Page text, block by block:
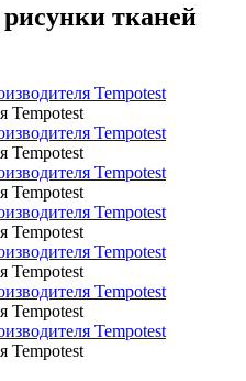
тканей
Tempotest
Tempotest
Tempotest
Tempotest
Tempotest
Tempotest
Tempotest